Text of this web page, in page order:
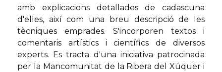
amb explicacions detallades de cadascuna
d'elles, així com una breu descripció de les
tècniques emprades. S'incorporen textos i
comentaris artístics i científics de diversos
experts. Es tracta d'una iniciativa patrocinada
per la Mancomunitat de la Ribera del Xúquer i